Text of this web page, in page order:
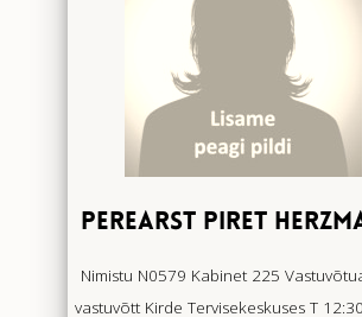
PEREARST PIRET
Nimistu N0579 Kabinet 225
vastuvõtt Kirde Tervisekeskuses T